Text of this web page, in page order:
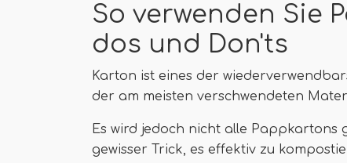
So verwenden Sie
dos und Don'ts
Karton ist eines der
der am meisten verschwendeten
Es wird jedoch nicht alle Pappkartons
gewisser Trick, es effektiv zu